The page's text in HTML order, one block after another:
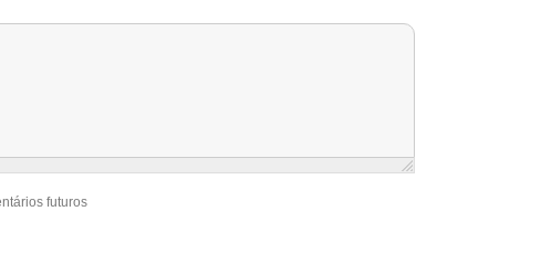
futuros